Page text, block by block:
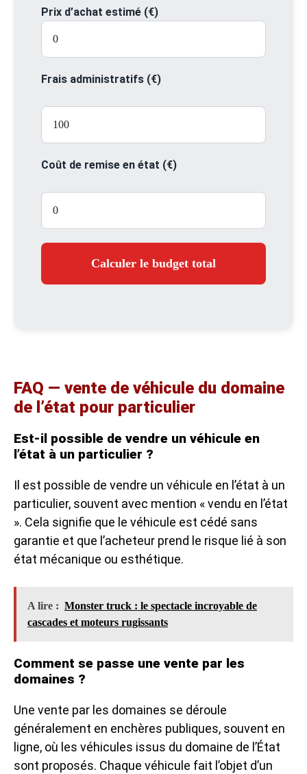
Prix d’achat estimé (€)
Frais administratifs (€)
Coût de remise en état (€)
Calculer le budget total
FAQ — vente de véhicule du domaine
de l’état pour particulier
Est-il possible de vendre un véhicule en
l’état à un particulier ?
Il est possible de vendre un véhicule en l’état à un
particulier, souvent avec mention « vendu en l’état
». Cela signifie que le véhicule est cédé sans
garantie et que l’acheteur prend le risque lié à son
état mécanique ou esthétique.
A lire : Monster truck : le spectacle incroyable de
cascades et moteurs rugissants
Comment se passe une vente par les
domaines ?
Une vente par les domaines se déroule
généralement en enchères publiques, souvent en
ligne, où les véhicules issus du domaine de l’État
sont proposés. Chaque véhicule fait l’objet d’un